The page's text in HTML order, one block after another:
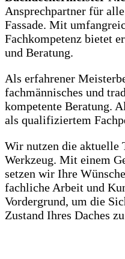
Ansprechpartner für
Fassade. Mit
Fachkompetenz bietet
und Beratung.
Als erfahrener
fachmännisches und
kompetente Beratung.
als qualifiziertem
Wir nutzen die aktuelle
Werkzeug. Mit einem
setzen wir Ihre
fachliche Arbeit und
Vordergrund, um die
Zustand Ihres Daches